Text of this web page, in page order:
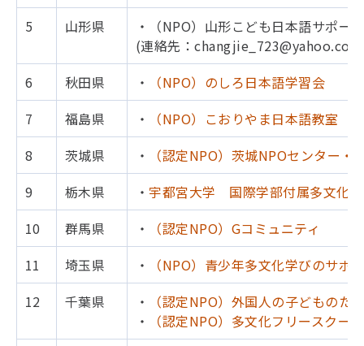
5
山形県
・（NPO）山形こども日本語サポー
(連絡先：
6
秋田県 ・
（NPO）のしろ日本語学習会
7
福島県 ・
（NPO）こおりやま日本語教室
8
茨城県 ・
（認定NPO）茨城NPOセンター
9
栃木県 ・ 宇都宮大学 国際学部付属多文化
10
群馬県 ・
（認定NPO）Gコミュニティ
11
埼玉県 ・
（NPO）青少年多文化学びのサポ
12
千葉県 ・
（認定NPO）外国人の子どものた
・
（認定NPO）多文化フリースクー